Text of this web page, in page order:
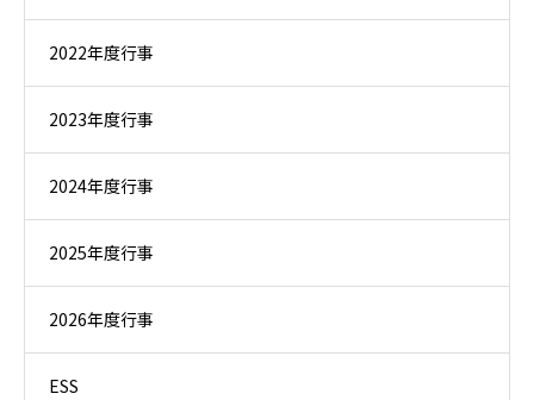
2022年度行事
2023年度行事
2024年度行事
2025年度行事
2026年度行事
ESS